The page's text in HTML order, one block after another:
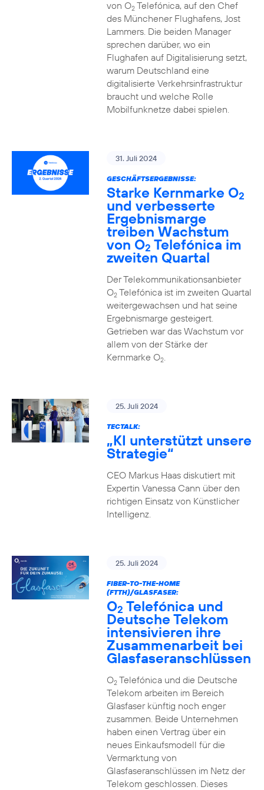
von O2Telefónica, auf den Chef
des Münchener Flughafens, Jost
Lammers. Die beiden Manager
sprechen darüber, wo ein
Flughafen auf Digitalisierung setzt,
warum Deutschland eine
digitalisierte Verkehrsinfrastruktur
braucht und welche Rolle
Mobilfunknetze dabei spielen.
31. Juli 2024
GESCHÄFTSERGEBNISSE:
Starke Kernmarke O2
und verbesserte
Ergebnismarge
treiben Wachstum
von O2 Telefónica im
zweiten Quartal
Der Telekommunikationsanbieter
O2Telefónica ist im zweiten Quartal
weitergewachsen und hat seine
Ergebnismarge gesteigert.
Getrieben war das Wachstum vor
allem von der Stärke der
Kernmarke O2.
25. Juli 2024
TECTALK:
„KI unterstützt unsere
Strategie“
CEO Markus Haas diskutiert mit
Expertin Vanessa Cann über den
richtigen Einsatz von Künstlicher
Intelligenz.
25. Juli 2024
FIBER-TO-THE-HOME
(FTTH)/GLASFASER:
O2 Telefónica und
Deutsche Telekom
intensivieren ihre
Zusammenarbeit bei
Glasfaseranschlüssen
O2Telefónica und die Deutsche
Telekom arbeiten im Bereich
Glasfaser künftig noch enger
zusammen. Beide Unternehmen
haben einen Vertrag über ein
neues Einkaufsmodell für die
Vermarktung von
Glasfaseranschlüssen im Netz der
Telekom geschlossen. Dieses